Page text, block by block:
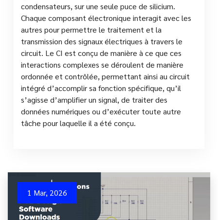
condensateurs, sur une seule puce de silicium.
Chaque composant électronique interagit avec les
autres pour permettre le traitement et la
transmission des signaux électriques à travers le
circuit. Le CI est conçu de manière à ce que ces
interactions complexes se déroulent de manière
ordonnée et contrôlée, permettant ainsi au circuit
intégré d’accomplir sa fonction spécifique, qu’il
s’agisse d’amplifier un signal, de traiter des
données numériques ou d’exécuter toute autre
tâche pour laquelle il a été conçu.
1 Mar, 2026